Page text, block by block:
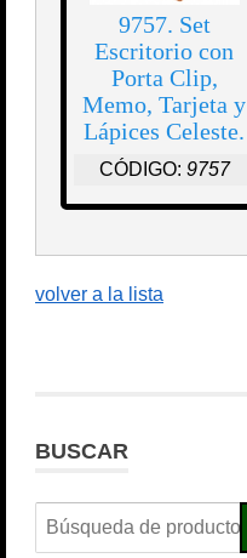
9757. Set
Escritorio con
Porta Clip,
Memo, Tarjeta y
Lápices Celeste.
CÓDIGO: 9757
volver a la lista
BUSCAR